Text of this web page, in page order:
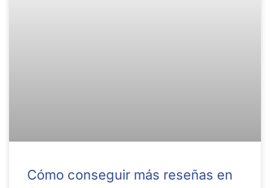
Cómo conseguir más reseñas en